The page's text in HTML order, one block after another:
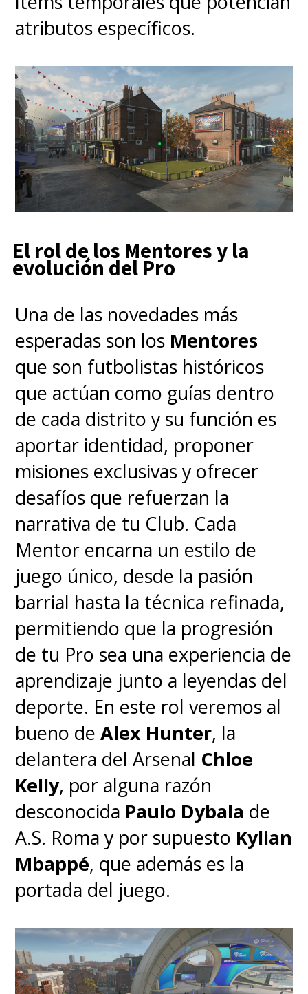
atributos específicos.
El rol de los Mentores y la
evolución del Pro
Una de las novedades más
esperadas son los Mentores
que son futbolistas históricos
que actúan como guías dentro
de cada distrito y su función es
aportar identidad, proponer
misiones exclusivas y ofrecer
desafíos que refuerzan la
narrativa de tu Club. Cada
Mentor encarna un estilo de
juego único, desde la pasión
barrial hasta la técnica refinada,
permitiendo que la progresión
de tu Pro sea una experiencia de
aprendizaje junto a leyendas del
deporte. En este rol veremos al
bueno deAlex Hunter, la
delantera del Arsenal Chloe
Kelly, por alguna razón
desconocida Paulo Dybala de
A.S. Roma y por supuesto Kylian
Mbappé, que además es la
portada del juego.